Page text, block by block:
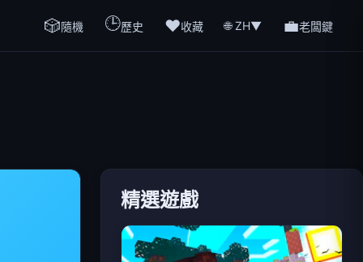
🎲隨機 🕒歷史 ❤️收藏 🌐 ZH▼ 💼老闆鍵
精選遊戲